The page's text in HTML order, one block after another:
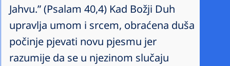
Jahvu.” (Psalam 40,4) Kad Božji Duh
upravlja umom i srcem, obraćena duša
počinje pjevati novu pjesmu jer
razumije da se u njezinom slučaju